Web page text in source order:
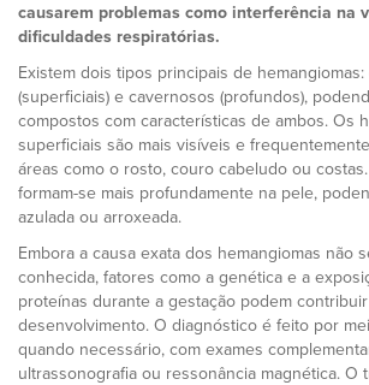
causarem problemas como interferência na
dificuldades respiratórias.
Existem dois tipos principais de hemangiomas:
(superficiais) e cavernosos (profundos),
compostos com características de ambos. Os
superficiais são mais visíveis e
áreas como o rosto, couro cabeludo ou
formam-se mais profundamente na pele,
azulada ou arroxeada.
Embora a causa exata dos hemangiomas não
conhecida, fatores como a genética e a
proteínas durante a gestação podem
desenvolvimento. O diagnóstico é feito por
quando necessário, com exames
ultrassonografia ou ressonância magnética. O